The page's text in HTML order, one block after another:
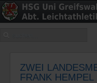
ZWEI
FRANK HEMPEL